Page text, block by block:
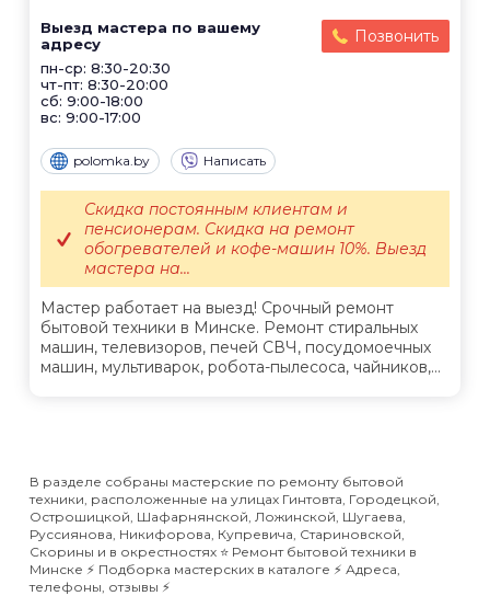
Выезд мастера по вашему
адресу
пн-ср: 8:30-20:30
чт-пт: 8:30-20:00
сб: 9:00-18:00
вс: 9:00-17:00
Позвонить
polomka.by Написать
Мастер работает на выезд! Срочный ремонт
бытовой техники в Минске. Ремонт стиральных
машин, телевизоров, печей СВЧ, посудомоечных
машин, мультиварок, робота-пылесоса, чайников,...
Скидка постоянным клиентам и
пенсионерам. Скидка на ремонт
обогревателей и кофе-машин 10%. Выезд
мастера на...
В разделе собраны мастерские по ремонту бытовой
техники, расположенные на улицах Гинтовта, Городецкой,
Острошицкой, Шафарнянской, Ложинской, Шугаева,
Руссиянова, Никифорова, Купревича, Стариновской,
Скорины и в окрестностях ⭐️ Ремонт бытовой техники в
Минске ⚡️ Подборка мастерских в каталоге ⚡️ Адреса,
телефоны, отзывы ⚡️